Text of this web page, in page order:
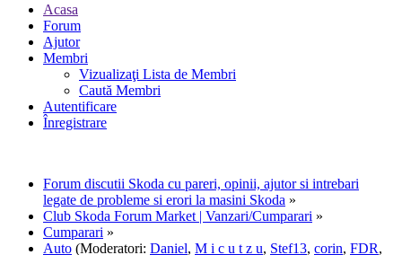
Acasa
Forum
Ajutor
Membri
Vizualizaţi Lista de Membri
Caută Membri
Autentificare
Înregistrare
Forum discutii Skoda cu pareri, opinii, ajutor si intrebari
legate de probleme si erori la masini Skoda »
Club Skoda Forum Market | Vanzari/Cumparari »
Cumparari »
Auto (Moderatori: Daniel, M i c u t z u, Stef13, corin, FDR,